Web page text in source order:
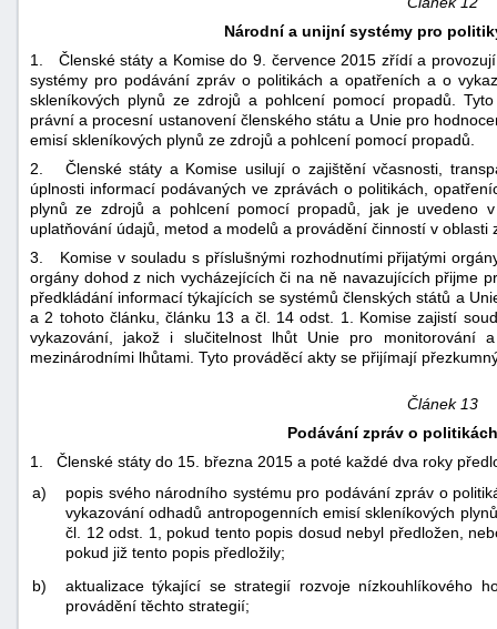
Národní a unijní systémy pro
1. Členské státy a Komise do 9. července 2015 zřídí a
systémy pro podávání zpráv o politikách a opatřeních a o
skleníkových plynů ze zdrojů a pohlcení pomocí propadů.
právní a procesní ustanovení členského státu a Unie pro
emisí skleníkových plynů ze zdrojů a pohlcení pomocí propadů.
2. Členské státy a Komise usilují o zajištění včasnosti,
úplnosti informací podávaných ve zprávách o politikách,
plynů ze zdrojů a pohlcení pomocí propadů, jak je uvedeno
uplatňování údajů, metod a modelů a provádění činností v oblasti
3. Komise v souladu s příslušnými rozhodnutími přijatými
orgány dohod z nich vycházejících či na ně navazujících přijme
předkládání informací týkajících se systémů členských států a
a 2 tohoto článku, článku 13 a čl. 14 odst. 1. Komise zajistí
vykazování, jakož i slučitelnost lhůt Unie pro monitorování
mezinárodními lhůtami. Tyto prováděcí akty se přijímají
Článek 13
Podávání zpráv o
1. Členské státy do 15. března 2015 a poté každé dva roky
a)
popis svého národního systému pro podávání zpráv o
vykazování odhadů antropogenních emisí skleníkových
čl. 12 odst. 1, pokud tento popis dosud nebyl předložen,
pokud již tento popis předložily;
b)
aktualizace týkající se strategií rozvoje nízkouhlíkového
provádění těchto strategií;